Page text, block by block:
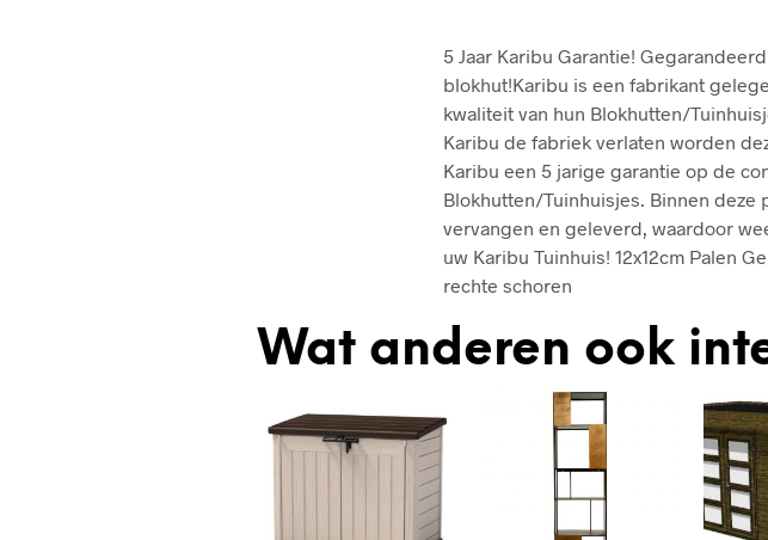
5 Jaar Karibu Garantie!
blokhut!Karibu is een fabrikant
kwaliteit van hun Blokhutten/
Karibu de fabriek verlaten worden
Karibu een 5 jarige garantie op de
Blokhutten/Tuinhuisjes. Binnen
vervangen en geleverd, waardoor
uw Karibu Tuinhuis! 12x12cm Palen
rechte schoren
Wat anderen ook